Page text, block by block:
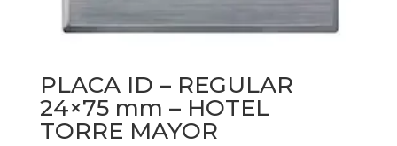
PLACA ID – REGULAR
24×75 mm – HOTEL
TORRE MAYOR